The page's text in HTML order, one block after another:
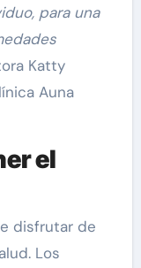
para una
Katty
Auna
el
disfrutar de
Los